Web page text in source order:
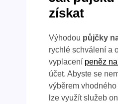
získat
Výhodou půjčky
rychlé schválení a
vyplacení peněz
účet. Abyste se
výběrem
lze využít služeb